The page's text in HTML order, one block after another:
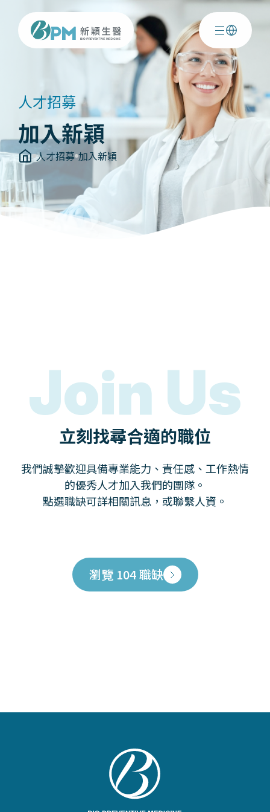
人才招募
加入新穎
人才招募 加入新穎
Join Us
立刻找尋合適的職位
我們誠摯歡迎具備專業能力、責任感、工作熱情
的優秀人才加入我們的團隊。
點選職缺可詳相關訊息，或聯繫人資。
瀏覽 104 職缺